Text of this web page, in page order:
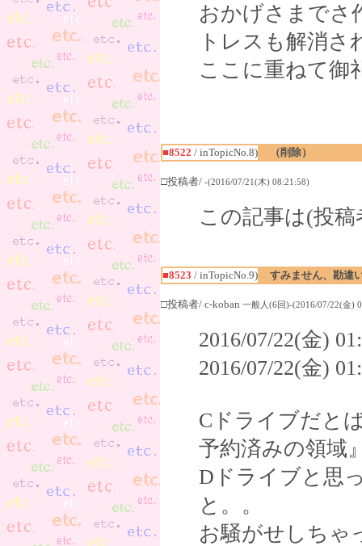
おかげさまでさ
トレスも解消さ
ここに重ねて御
■8522 / inTopicNo.8) （削除）
□投稿者/ -(2016/07/21(木) 08:21:58)
この記事は(投
■8523 / inTopicNo.9) すみません、勘違
□投稿者/ c-koban 一般人(6回)-(2016/07/22(金)
2016/07/22(金)
2016/07/22(金)
Cドライブだと
予約済みの領域
Dドライブと思
と。。
お騒がせしちゃ